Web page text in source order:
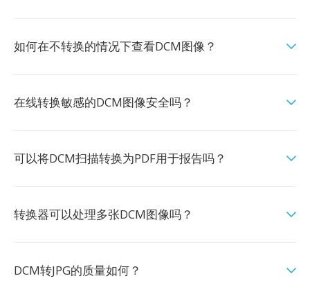
如何在不转换的情况下查看DCM图像？
在线转换敏感的DCM图像安全吗？
可以将DCM扫描转换为PDF用于报告吗？
转换器可以处理多张DCM图像吗？
DCM转JPG的质量如何？